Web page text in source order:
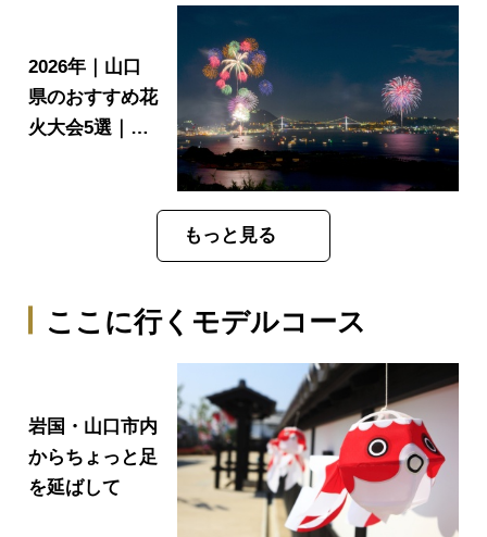
2026年｜山口
県のおすすめ花
火大会5選｜ス
もっと見る
ここに行くモデルコース
岩国・山口市内
からちょっと足
を延ばして